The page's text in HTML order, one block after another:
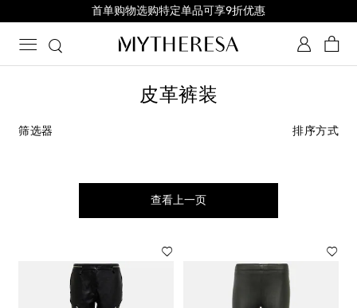
首单购物选购特定单品可享9折优惠
皮革裤装
筛选器 排序方式
查看上一页